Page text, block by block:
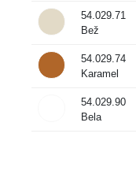
54.029.71
Bež
54.029.74
Karamel
54.029.90
Bela